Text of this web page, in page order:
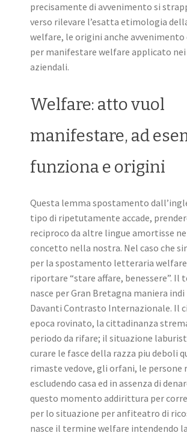
precisamente di avvenimento si
verso rilevare l’esatta etimologia
welfare, le origini anche
per manifestare welfare applicato
aziendali.
Welfare: atto vuol
manifestare, ad
funziona e origini
Questa lemma spostamento
tipo di ripetutamente accade,
reciproco da altre lingue amortisse
concetto nella nostra. Nel caso che
per la spostamento letteraria
riportare “stare affare, benessere”. Il
nasce per Gran Bretagna maniera
Davanti Contrasto Internazionale. Il
epoca rovinato, la cittadinanza
periodo da rifare; il situazione
curare le fasce della razza piu deboli
rimaste vedove, gli orfani, le persone
escludendo casa ed in assenza di
questo momento addirittura per
per lo situazione per anfiteatro di
nasce il termine welfare intendendo